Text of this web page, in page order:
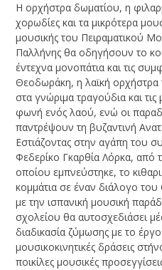
Η ορχήστρα δωματίου, η
χορωδίες και τα μικρότερα
μουσικής του Πειραματικού
Παλλήνης θα οδηγήσουν το
έντεχνα μονοπάτια και τις
Θεοδωράκη, η λαϊκή ορχήστρα
στα γνώριμα τραγούδια και
φωνή ενός λαού, ενώ οι
παντρέψουν τη βυζαντινή
Εστιάζοντας στην αγάπη του
Φεδερίκο Γκαρθία Λόρκα, από
οποίου εμπνεύστηκε, το
κομμάτια σε έναν διάλογο
με την ισπανική μουσική
σχολείου θα αυτοσχεδιάσει
διαδικασία ζύμωσης με το
μουσικοκινητικές δράσεις
ποικίλες μουσικές